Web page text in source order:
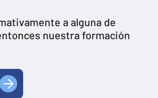
a alguna de
nuestra formación